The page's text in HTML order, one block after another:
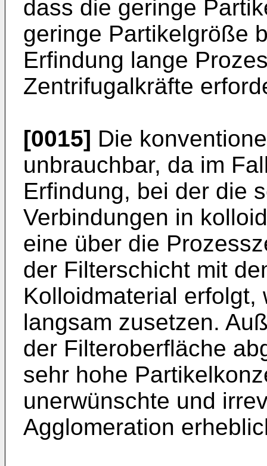
dass die geringe
geringe Partikelgröße
Erfindung lange
Zentrifugalkräfte
[0015] Die
unbrauchbar, da im
Erfindung, bei der die
Verbindungen in
eine über die
der Filterschicht mit
Kolloidmaterial
langsam zusetzen.
der Filteroberfläche
sehr hohe
unerwünschte und
Agglomeration